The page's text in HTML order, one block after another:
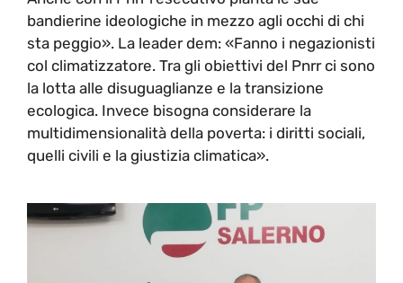
bandierine ideologiche in mezzo agli occhi di chi
sta peggio». La leader dem: «Fanno i negazionisti
col climatizzatore. Tra gli obiettivi del Pnrr ci sono
la lotta alle disuguaglianze e la transizione
ecologica. Invece bisogna considerare la
multidimensionalità della poverta: i diritti sociali,
quelli civili e la giustizia climatica».